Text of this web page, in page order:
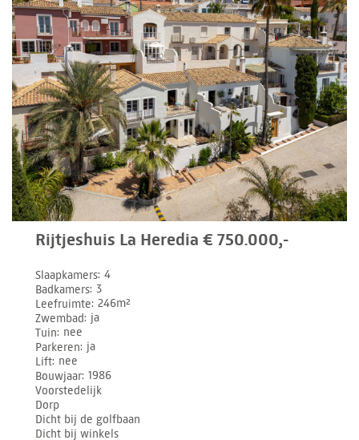
Rijtjeshuis La Heredia € 750.000,-
Slaapkamers 4
Badkamers 3
Leefruimte 246m²
Zwembad ja
Tuin nee
Parkeren ja
Lift nee
Bouwjaar 1986
Voorstedelijk
Dorp
Dicht bij de golfbaan
Dicht bij winkels